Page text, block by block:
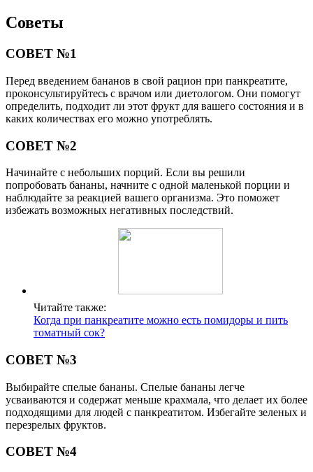
Советы
СОВЕТ №1
Перед введением бананов в свой рацион при панкреатите,
проконсультируйтесь с врачом или диетологом. Они помогут
определить, подходит ли этот фрукт для вашего состояния и в
каких количествах его можно употреблять.
СОВЕТ №2
Начинайте с небольших порций. Если вы решили
попробовать бананы, начните с одной маленькой порции и
наблюдайте за реакцией вашего организма. Это поможет
избежать возможных негативных последствий.
Читайте также:
Когда при панкреатите можно есть помидоры и пить
томатный сок?
СОВЕТ №3
Выбирайте спелые бананы. Спелые бананы легче
усваиваются и содержат меньше крахмала, что делает их более
подходящими для людей с панкреатитом. Избегайте зеленых и
перезрелых фруктов.
СОВЕТ №4